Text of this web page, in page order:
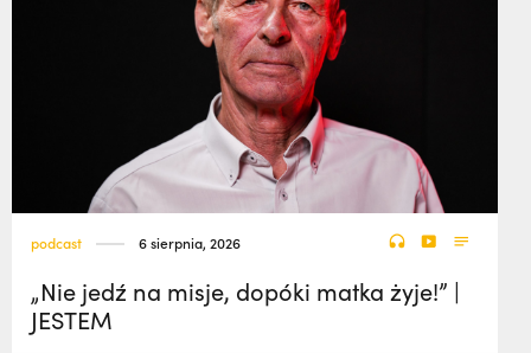
podcast 6 sierpnia, 2026
„Nie jedź na misje, dopóki matka żyje!” |
JESTEM